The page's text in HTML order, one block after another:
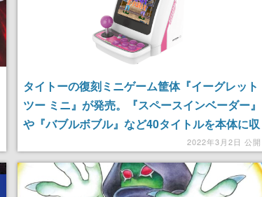
タイトーの復刻ミニゲーム筐体『イーグレット
ツー ミニ』が発売。『スペースインベーダー』
や『バブルボブル』など40タイトルを本体に収
2022年3月2日 公開